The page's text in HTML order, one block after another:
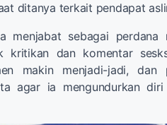
ditanya terkait pendapat
menjabat sebagai
kritikan dan komentar
makin menjadi-jadi,
agar ia mengundurkan